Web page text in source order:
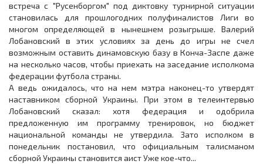
встреча с "Русенборгом" под диктовку турнирной ситуации
становилась для прошлогодних полуфиналистов Лиги во
многом определяющей в нынешнем розыгрыше. Валерий
Лобановский в этих условиях за день до игры не счел
возможным оставить динамовскую базу в Конча-Заспе даже
на несколько часов, чтобы приехать на заседание исполкома
федерации футбола страны.
А ведь ожидалось, что на нем мэтра наконец-то утвердят
наставником сборной Украины. При этом в телеинтервью
Лобановский сказал: хотя федерация и одобрила
предложенную им программу тренировок, но бюджет
национальной команды не утвердила. Зато исполком в
понедельник постановил, что официальным талисманом
сборной Украины становится аист Уже кое-что...